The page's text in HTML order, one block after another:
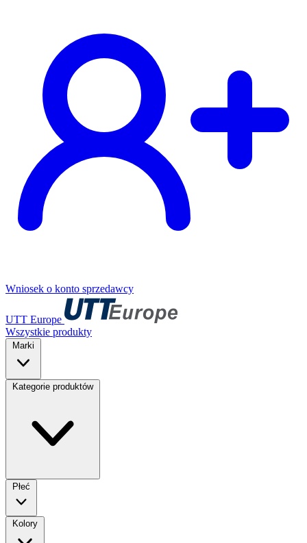
Wniosek o konto sprzedawcy
UTT Europe
Wszystkie produkty
Marki
Kategorie produktów
Płeć
Kolory